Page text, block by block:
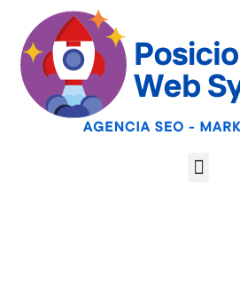
Optimiza tu web
para las AI
Google
Overviews y los
LLMs